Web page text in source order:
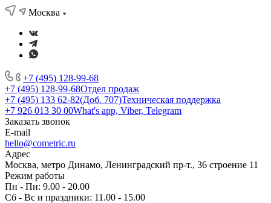
Москва
+7 (495) 128-99-68
+7 (495) 128-99-68Отдел продаж
+7 (495) 133 62-82(Доб. 707)Техническая поддержка
+7 926 013 30 00What's app, Viber, Telegram
Заказать звонок
E-mail
hello@cometric.ru
Адрес
Москва, метро Динамо, Ленинградский пр-т., 36 строение 11
Режим работы
Пн - Пн: 9.00 - 20.00
Сб - Вс и праздники: 11.00 - 15.00